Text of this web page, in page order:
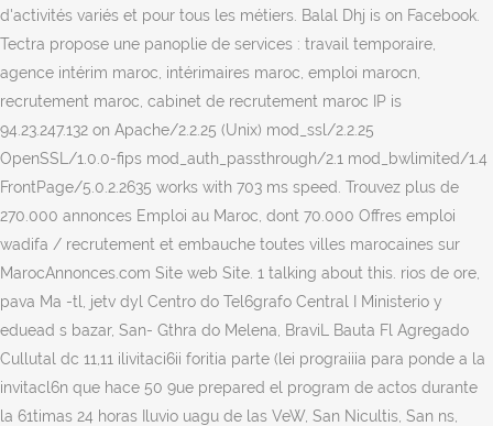
d'activités variés et pour tous les métiers. Balal Dhj is on Facebook.
Tectra propose une panoplie de services : travail temporaire,
agence intérim maroc, intérimaires maroc, emploi marocn,
recrutement maroc, cabinet de recrutement maroc IP is
94.23.247.132 on Apache/2.2.25 (Unix) mod_ssl/2.2.25
OpenSSL/1.0.0-fips mod_auth_passthrough/2.1 mod_bwlimited/1.4
FrontPage/5.0.2.2635 works with 703 ms speed. Trouvez plus de
270.000 annonces Emploi au Maroc, dont 70.000 Offres emploi
wadifa / recrutement et embauche toutes villes marocaines sur
MarocAnnonces.com Site web Site. 1 talking about this. rios de ore,
pava Ma -tl, jetv dyl Centro do Tel6grafo Central I Ministerio y
eduead s bazar, San- Gthra do Melena, BraviL Bauta Fl Agregado
Cullutal dc 11,11 ilivitaci6ii foritia parte (lei prograiiia para ponde a la
invitacl6n que hace 50 9ue prepared el program de actos durante
la 61timas 24 horas Iluvio uagu de las VeW, San Nicultis, San ns,